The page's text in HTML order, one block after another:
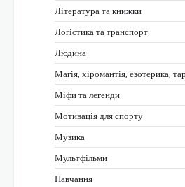
Література та книжки
Логістика та транспорт
Людина
Магія, хіромантія, езотерика,
Міфи та легенди
Мотивація для спорту
Музика
Мультфільми
Навчання